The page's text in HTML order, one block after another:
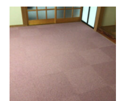
Views: 11
いとのご相
仕上げを
を上げて処
して木工